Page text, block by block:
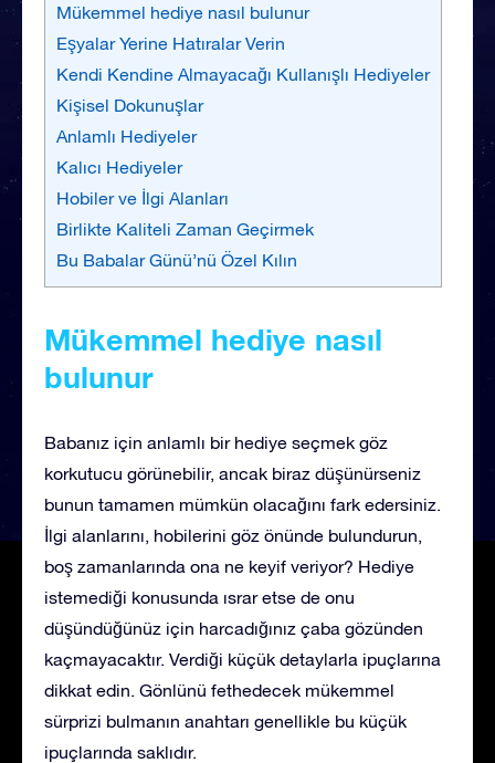
Mükemmel hediye nasıl bulunur
Eşyalar Yerine Hatıralar Verin
Kendi Kendine Almayacağı Kullanışlı Hediyeler
Kişisel Dokunuşlar
Anlamlı Hediyeler
Kalıcı Hediyeler
Hobiler ve İlgi Alanları
Birlikte Kaliteli Zaman Geçirmek
Bu Babalar Günü’nü Özel Kılın
Mükemmel hediye nasıl
bulunur
Babanız için anlamlı bir hediye seçmek göz
korkutucu görünebilir, ancak biraz düşünürseniz
bunun tamamen mümkün olacağını fark edersiniz.
İlgi alanlarını, hobilerini göz önünde bulundurun,
boş zamanlarında ona ne keyif veriyor? Hediye
istemediği konusunda ısrar etse de onu
düşündüğünüz için harcadığınız çaba gözünden
kaçmayacaktır. Verdiği küçük detaylarla ipuçlarına
dikkat edin. Gönlünü fethedecek mükemmel
sürprizi bulmanın anahtarı genellikle bu küçük
ipuçlarında saklıdır.